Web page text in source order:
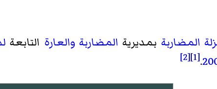
المضاربة بمديرية المضاربة والعارة التابعة
.
[1]
[2]